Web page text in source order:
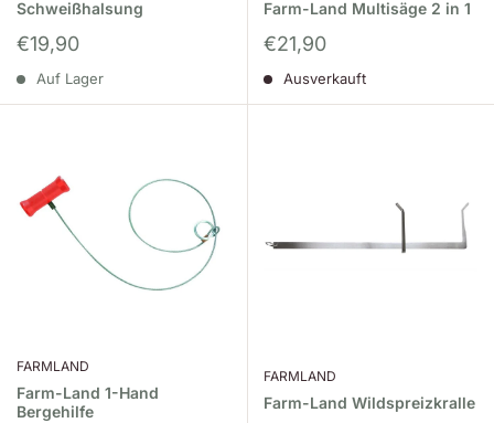
perfekten Werkzeuge und Ausrüstungen für Ihre
landwirtschaftlichen Bedürfnisse.
Schweißhalsung
Sonderpreis
€19,90
Auf Lager
Farm-Land Multisäge 2 in 1
Sonderpreis
€21,90
Ausverkauft
FARMLAND
Farm-Land 1-Hand
Bergehilfe
FARMLAND
Farm-Land Wildspreizkralle